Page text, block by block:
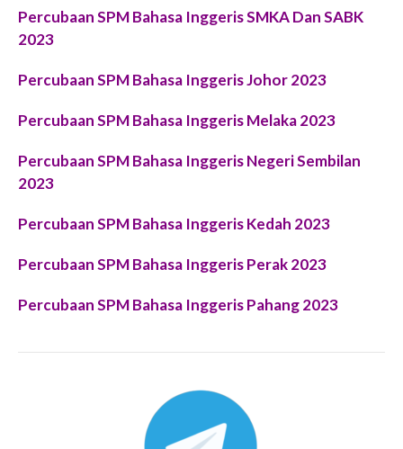
Percubaan SPM Bahasa Inggeris SMKA Dan SABK
2023
Percubaan SPM Bahasa Inggeris Johor 2023
Percubaan SPM Bahasa Inggeris Melaka 2023
Percubaan SPM Bahasa Inggeris Negeri Sembilan
2023
Percubaan SPM Bahasa Inggeris Kedah 2023
Percubaan SPM Bahasa Inggeris Perak 2023
Percubaan SPM Bahasa Inggeris Pahang 2023